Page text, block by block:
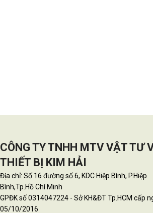
CÔNG TY TNHH MTV VẬT TƯ
THIẾT BỊ KIM HẢI
Địa chỉ: Số 16 đường số 6, KDC Hiệp Bình, P.Hiệp
Bình,Tp.Hồ Chí Minh
GPĐK số 0314047224 - Sở KH&ĐT Tp.HCM cấp
05/10/2016